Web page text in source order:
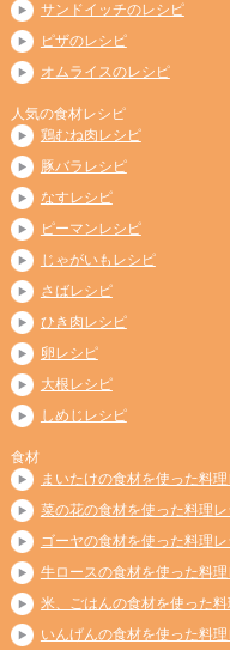
サンドイッチのレシピ
ピザのレシピ
オムライスのレシピ
人気の食材レシピ
鶏むね肉レシピ
豚バラレシピ
なすレシピ
ピーマンレシピ
じゃがいもレシピ
さばレシピ
ひき肉レシピ
卵レシピ
大根レシピ
しめじレシピ
食材
まいたけの食材を使った料
菜の花の食材を使った料理
ゴーヤの食材を使った料理
牛ロースの食材を使った料
米、ごはんの食材を使った
いんげんの食材を使った料